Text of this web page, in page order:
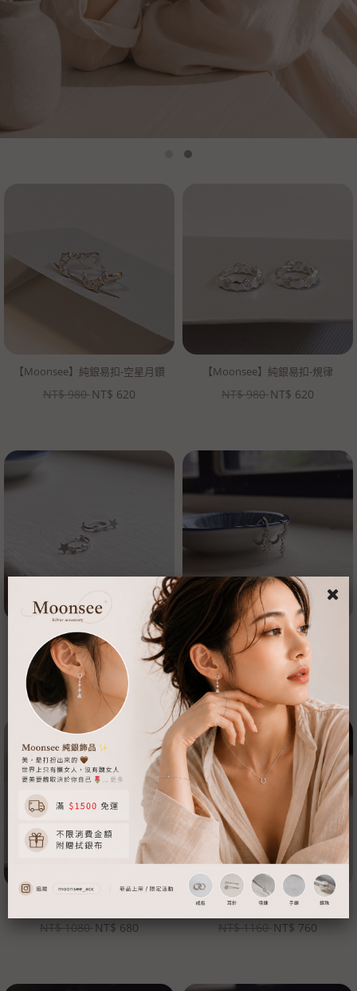
【Moonsee】純銀易扣-空星月鑽
NT$ 980 NT$ 620
【Moonsee】純銀易扣-規律
NT$ 980 NT$ 620
【Moonsee】純銀易扣-垂吊霧面星
NT$ 880 NT$ 520
【Moonsee】純銀易扣-垂吊北極星
NT$ NT$ 680
NT$ 1080 NT$ 680
【Moonsee】純銀易扣-大排鑽
NT$ 1160 NT$ 760